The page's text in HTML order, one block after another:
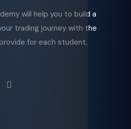
will help you to build a
trading journey with the
for each student.